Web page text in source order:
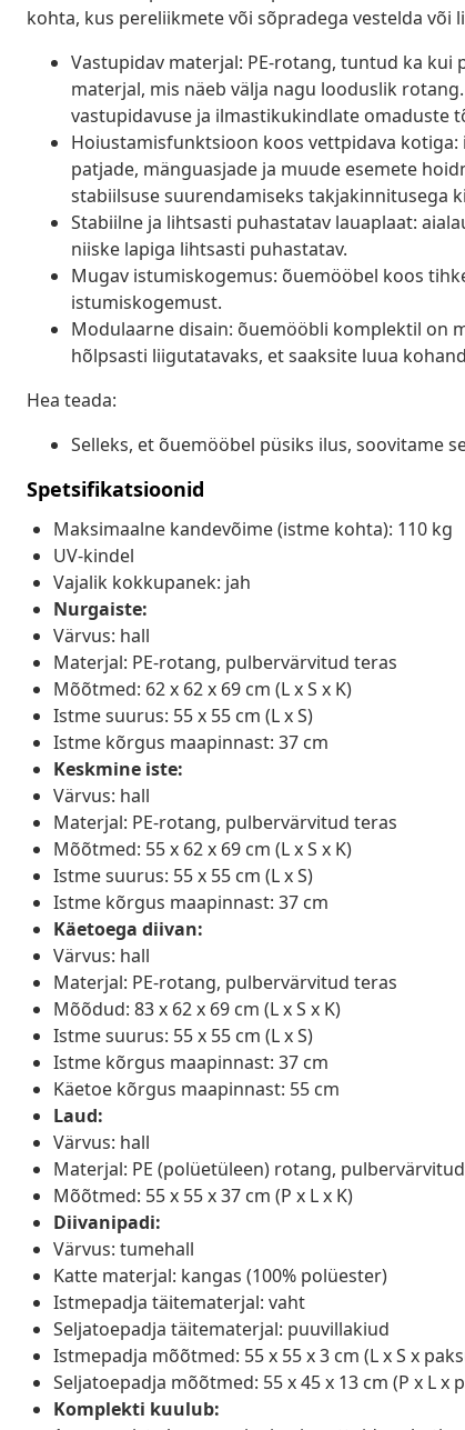
kohta, kus pereliikmete või sõpradega vestelda või
Vastupidav materjal: PE-rotang, tuntud ka
materjal, mis näeb välja nagu looduslik
vastupidavuse ja ilmastikukindlate omaduste
Hoiustamisfunktsioon koos vettpidava
patjade, mänguasjade ja muude esemete
stabiilsuse suurendamiseks takjakinnitusega
Stabiilne ja lihtsasti puhastatav lauaplaat:
niiske lapiga lihtsasti puhastatav.
Mugav istumiskogemus: õuemööbel koos
istumiskogemust.
Modulaarne disain: õuemööbli komplektil on
hõlpsasti liigutatavaks, et saaksite luua
Hea teada:
Selleks, et õuemööbel püsiks ilus, soovitame
Spetsifikatsioonid
Maksimaalne kandevõime (istme kohta): 110 kg
UV-kindel
Vajalik kokkupanek: jah
Nurgaiste:
Värvus: hall
Materjal: PE-rotang, pulbervärvitud teras
Mõõtmed: 62 x 62 x 69 cm (L x S x K)
Istme suurus: 55 x 55 cm (L x S)
Istme kõrgus maapinnast: 37 cm
Keskmine iste:
Värvus: hall
Materjal: PE-rotang, pulbervärvitud teras
Mõõtmed: 55 x 62 x 69 cm (L x S x K)
Istme suurus: 55 x 55 cm (L x S)
Istme kõrgus maapinnast: 37 cm
Käetoega diivan:
Värvus: hall
Materjal: PE-rotang, pulbervärvitud teras
Mõõdud: 83 x 62 x 69 cm (L x S x K)
Istme suurus: 55 x 55 cm (L x S)
Istme kõrgus maapinnast: 37 cm
Käetoe kõrgus maapinnast: 55 cm
Laud:
Värvus: hall
Materjal: PE (polüetüleen) rotang,
Mõõtmed: 55 x 55 x 37 cm (P x L x K)
Diivanipadi:
Värvus: tumehall
Katte materjal: kangas (100% polüester)
Istmepadja täitematerjal: vaht
Seljatoepadja täitematerjal: puuvillakiud
Istmepadja mõõtmed: 55 x 55 x 3 cm (L x S x
Seljatoepadja mõõtmed: 55 x 45 x 13 cm (P x L x
Komplekti kuulub: